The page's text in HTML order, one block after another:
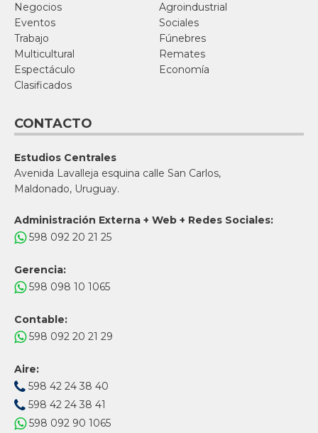
Negocios
Agroindustrial
Eventos
Sociales
Trabajo
Fúnebres
Multicultural
Remates
Espectáculo
Economía
Clasificados
CONTACTO
Estudios Centrales
Avenida Lavalleja esquina calle San Carlos,
Maldonado, Uruguay.
Administración Externa + Web + Redes Sociales:
598 092 20 21 25
Gerencia:
598 098 10 1065
Contable:
598 092 20 21 29
Aire:
598 42 24 38 40
598 42 24 38 41
598 092 90 1065